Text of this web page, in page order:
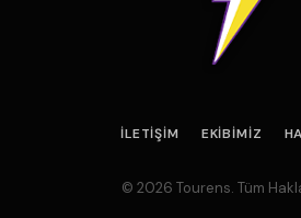
İLETIŞIM EKIBIMIZ
© 2026 Tourens. Tüm